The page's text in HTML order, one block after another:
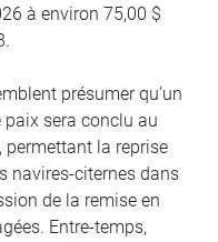
à environ 75,00 $
présumer qu’un
paix sera conclu au
la reprise
navires-citernes dans
de la remise en
Entre-temps,